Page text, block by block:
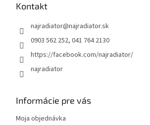
Kontakt
najradiator@najradiator.sk
0903 562 252, 041 764 2130
https://facebook.com/najradiator/
najradiator
Informácie pre vás
Moja objednávka